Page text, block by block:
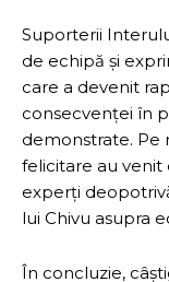
Suporterii
de echipă și
care a devenit
consecvenței în
demonstrate. Pe
felicitare au venit
experți
lui Chivu asupra
În concluzie,